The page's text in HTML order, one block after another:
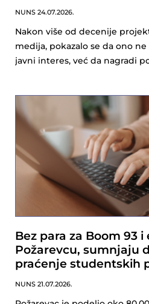
NUNS 24.07.2026.
Nakon više od decenije
medija, pokazalo se da ono
javni interes, već da nagradi
Bez para za Boom 93 i
Požarevcu, sumnjaju
praćenje studentskih
NUNS 21.07.2026.